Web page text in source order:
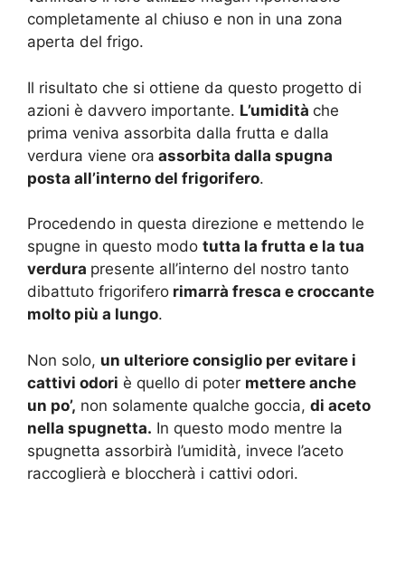
completamente al chiuso e non in una zona
aperta del frigo.
Il risultato che si ottiene da questo progetto di
azioni è davvero importante. L’umidità che
prima veniva assorbita dalla frutta e dalla
verdura viene ora assorbita dalla spugna
posta all’interno del frigorifero.
Procedendo in questa direzione e mettendo le
spugne in questo modo tutta la frutta e la tua
verdura presente all’interno del nostro tanto
dibattuto frigorifero rimarrà fresca e croccante
molto più a lungo.
Non solo, un ulteriore consiglio per evitare i
cattivi odori è quello di poter mettere anche
un po’, non solamente qualche goccia, di aceto
nella spugnetta. In questo modo mentre la
spugnetta assorbirà l’umidità, invece l’aceto
raccoglierà e bloccherà i cattivi odori.